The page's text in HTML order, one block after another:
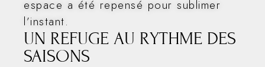
espace a été repensé pour sublimer
l’instant.
UN REFUGE AU RYTHME DES
SAISONS